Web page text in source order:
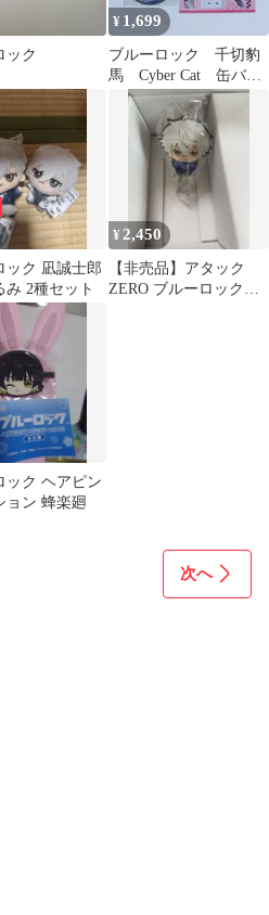
ック
¥ 1,699
ブルーロック 千切豹
馬 Cyber Cat 缶バッ
ジ 特典
ック 凪誠士郎
み 2種セット
¥ 2,450
【非売品】アタック
ZERO ブルーロック
ック ヘアピン
ョン 蜂楽廻
次へ